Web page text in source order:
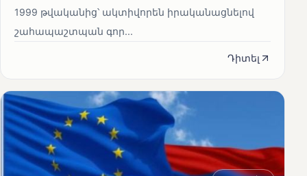
1999 թվականից՝ ակտիվորեն իրականացնելով
շահապաշտպան գոր...
Դիտել